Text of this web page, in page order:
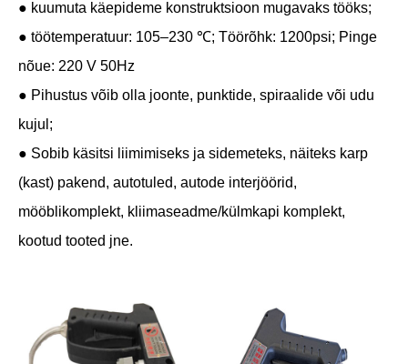
● kuumuta käepideme konstruktsioon mugavaks tööks;
● töötemperatuur: 105–230 ℃; Töörõhk: 1200psi; Pinge
nõue: 220 V 50Hz
● Pihustus võib olla joonte, punktide, spiraalide või udu
kujul;
● Sobib käsitsi liimimiseks ja sidemeteks, näiteks karp
(kast) pakend, autotuled, autode interjöörid,
mööblikomplekt, kliimaseadme/külmkapi komplekt,
kootud tooted jne.